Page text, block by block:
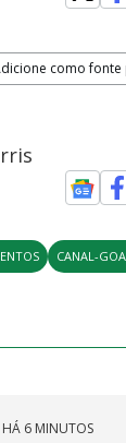
como
CANAL-
HÁ 6 MINUTOS